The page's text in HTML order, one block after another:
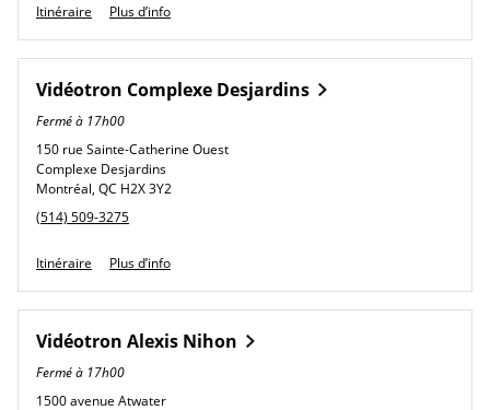
Itinéraire Link Opens in New Tab
Plus d’info
Vidéotron Complexe Desjardins
Fermé à 17h00
150 rue Sainte-Catherine Ouest
Complexe Desjardins
Montréal, QC H2X 3Y2
phone
(514) 509-3275
Itinéraire Link Opens in New Tab
Plus d’info
Vidéotron Alexis Nihon
Fermé à 17h00
1500 avenue Atwater